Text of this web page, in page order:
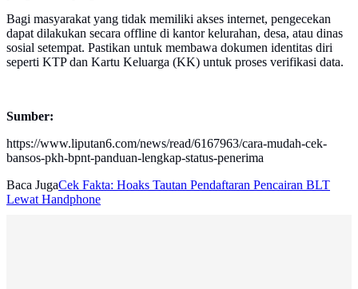
Bagi masyarakat yang tidak memiliki akses internet, pengecekan
dapat dilakukan secara offline di kantor kelurahan, desa, atau dinas
sosial setempat. Pastikan untuk membawa dokumen identitas diri
seperti KTP dan Kartu Keluarga (KK) untuk proses verifikasi data.
Sumber:
https://www.liputan6.com/news/read/6167963/cara-mudah-cek-
bansos-pkh-bpnt-panduan-lengkap-status-penerima
Baca JugaCek Fakta: Hoaks Tautan Pendaftaran Pencairan BLT
Lewat Handphone